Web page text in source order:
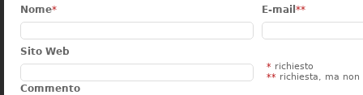
Nome* E-mail **
Sito Web
* richiesto
** richiesta, ma non
Commento